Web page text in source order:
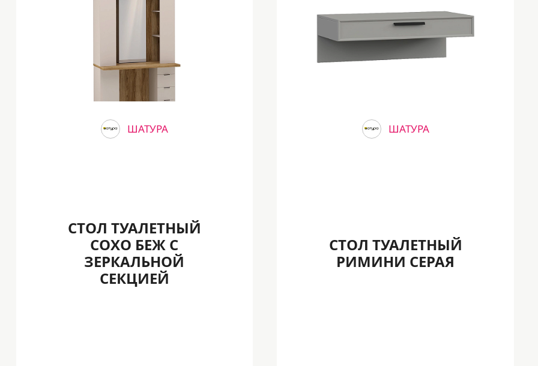
ШАТУРА
СТОЛ ТУАЛЕТНЫЙ
СОХО БЕЖ С
ЗЕРКАЛЬНОЙ
СЕКЦИЕЙ
ШАТУРА
СТОЛ ТУАЛЕТНЫЙ
РИМИНИ СЕРАЯ